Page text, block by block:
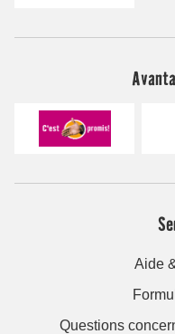
Aide
Questions